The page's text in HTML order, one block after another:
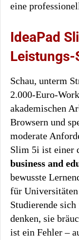
eine
IdeaPad
Leistungs-
Schau, unterm
2.000-Euro-
akademischen
Browsern und
moderate
Slim 5i ist einer
business and
bewusste
für
Studierende
denken, sie
ist ein Fehler –